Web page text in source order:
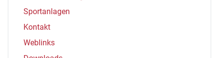
Sportanlagen
Kontakt
Weblinks